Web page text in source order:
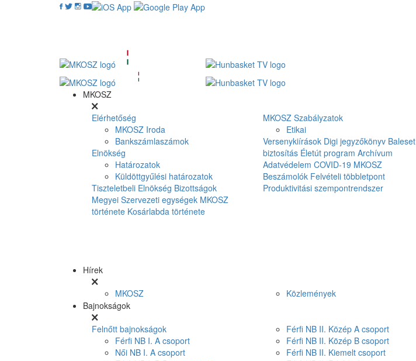
MKOSZ
Elérhetőség
MKOSZ Iroda
Bankszámlaszámok
Elnökség
Határozatok
Küldöttgyűlési határozatok
Tiszteletbeli Elnökség Bizottságok
Megyei Szervezeti egységek MKOSZ
története Kosárlabda története
MKOSZ Szabályzatok
Etikai
Versenykiírások Digi jegyzőkönyv Baleset
biztosítás Életút program Archívum
Adatvédelem COVID-19 MKOSZ
Beszámolók Felvételi többletpont
Produktivitási szempontrendszer
Hírek
MKOSZ
Közlemények
Bajnokságok
Felnőtt bajnokságok
Férfi NB I. A csoport
Női NB I. A csoport
Férfi NB II. Közép A csoport
Férfi NB II. Közép B csoport
Férfi NB II. Kiemelt csoport